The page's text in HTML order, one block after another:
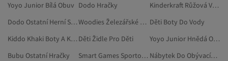
Yoyo Junior Bílá Obuv Dodo Hračky
Kinderkraft Růžová Vozidla Na Baterie A Vozidla S Pedály
Dodo Ostatní Herní Sady
Woodies Železářské Produkty Děti Boty Do Vody
Kiddo Khaki Boty A Kozačky Děti Židle Pro Děti
Yoyo Junior Hnědá Obuv
Bubu Ostatní Hračky
Smart Games Sportovní Materiály
Nábytek Do Obývacího Pokoje